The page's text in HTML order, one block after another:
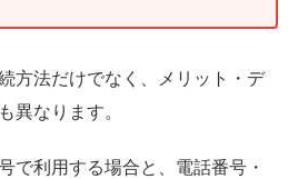
方法だけでなく、メリット・デ
異なります。
で利用する場合と、電話番号・